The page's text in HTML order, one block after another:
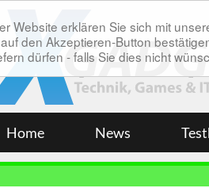
Website erklären Sie sich mit
den Akzeptieren-Button
dürfen - falls Sie dies nicht
Home News